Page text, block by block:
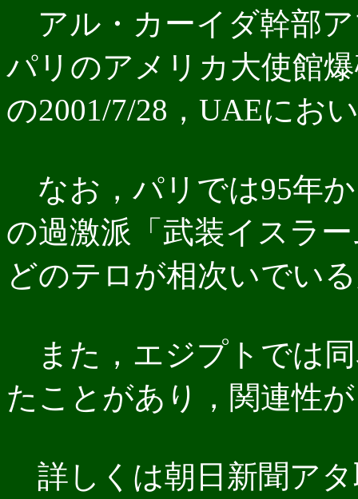
アル・カーイダ幹部
パリのアメリカ大使館
の2001/7/28，UAEにお
なお，パリでは95年
の過激派「武装イスラ
どのテロが相次いでい
また，エジプトでは
たことがあり，関連性
詳しくは朝日新聞ア